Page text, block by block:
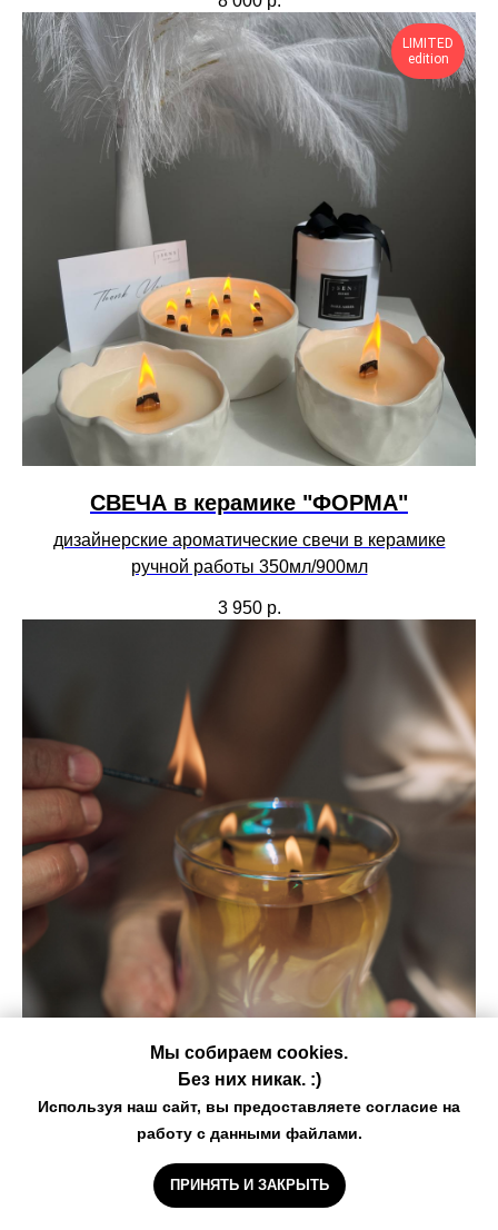
LIMITED
edition
СВЕЧА в керамике "ФОРМА"
дизайнерские ароматические свечи в керамике
ручной работы 350мл/900мл
3 950 р.
Свеча Wave
ароматическая свеча из кокосового воска в
стеклянном подсвечнике с зеркальным напылением
Мы собираем cookies.
Без них никак. :)
Используя наш сайт, вы предоставляете согласие на
работу с данными файлами.
ПРИНЯТЬ И ЗАКРЫТЬ